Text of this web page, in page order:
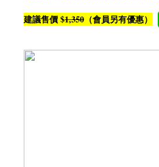
建議售價 $1,350 （會員另有優惠）